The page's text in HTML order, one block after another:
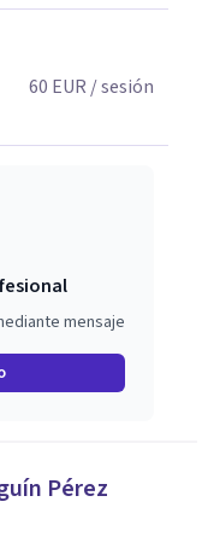
y la
continua, el
60 EUR / sesión
mensaje
Pérez